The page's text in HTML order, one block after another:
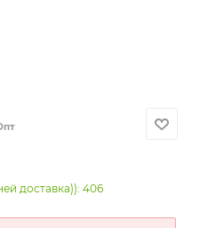
доставка)): 406